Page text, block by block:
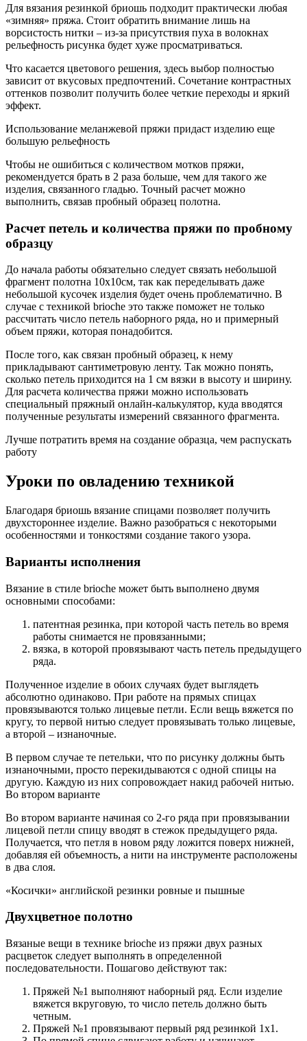
Для вязания резинкой бриошь подходит практически любая
«зимняя» пряжа. Стоит обратить внимание лишь на
ворсистость нитки – из-за присутствия пуха в волокнах
рельефность рисунка будет хуже просматриваться.
Что касается цветового решения, здесь выбор полностью
зависит от вкусовых предпочтений. Сочетание контрастных
оттенков позволит получить более четкие переходы и яркий
эффект.
Использование меланжевой пряжи придаст изделию еще
большую рельефность
Чтобы не ошибиться с количеством мотков пряжи,
рекомендуется брать в 2 раза больше, чем для такого же
изделия, связанного гладью. Точный расчет можно
выполнить, связав пробный образец полотна.
Расчет петель и количества пряжи по пробному
образцу
До начала работы обязательно следует связать небольшой
фрагмент полотна 10х10см, так как переделывать даже
небольшой кусочек изделия будет очень проблематично. В
случае с техникой brioche это также поможет не только
рассчитать число петель наборного ряда, но и примерный
объем пряжи, которая понадобится.
После того, как связан пробный образец, к нему
прикладывают сантиметровую ленту. Так можно понять,
сколько петель приходится на 1 см вязки в высоту и ширину.
Для расчета количества пряжи можно использовать
специальный пряжный онлайн-калькулятор, куда вводятся
полученные результаты измерений связанного фрагмента.
Лучше потратить время на создание образца, чем распускать
работу
Уроки по овладению техникой
Благодаря бриошь вязание спицами позволяет получить
двухстороннее изделие. Важно разобраться с некоторыми
особенностями и тонкостями создание такого узора.
Варианты исполнения
Вязание в стиле brioche может быть выполнено двумя
основными способами:
патентная резинка, при которой часть петель во время
работы снимается не провязанными;
вязка, в которой провязывают часть петель предыдущего
ряда.
Полученное изделие в обоих случаях будет выглядеть
абсолютно одинаково. При работе на прямых спицах
провязываются только лицевые петли. Если вещь вяжется по
кругу, то первой нитью следует провязывать только лицевые,
а второй – изнаночные.
В первом случае те петельки, что по рисунку должны быть
изнаночными, просто перекидываются с одной спицы на
другую. Каждую из них сопровождает накид рабочей нитью.
Во втором варианте
Во втором варианте начиная со 2-го ряда при провязывании
лицевой петли спицу вводят в стежок предыдущего ряда.
Получается, что петля в новом ряду ложится поверх нижней,
добавляя ей объемность, а нити на инструменте расположены
в два слоя.
«Косички» английской резинки ровные и пышные
Двухцветное полотно
Вязаные вещи в технике brioche из пряжи двух разных
расцветок следует выполнять в определенной
последовательности. Пошагово действуют так:
Пряжей №1 выполняют наборный ряд. Если изделие
вяжется вкруговую, то число петель должно быть
четным.
Пряжей №1 провязывают первый ряд резинкой 1х1.